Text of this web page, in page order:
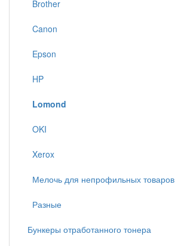
Brother
Canon
Epson
HP
Lomond
OKI
Xerox
Мелочь для непрофильных товаров
Разные
Бункеры отработанного тонера